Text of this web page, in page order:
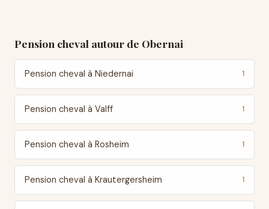
Pension cheval autour de Obernai
Pension cheval à Niedernai 1
Pension cheval à Valff 1
Pension cheval à Rosheim 1
Pension cheval à Krautergersheim 1